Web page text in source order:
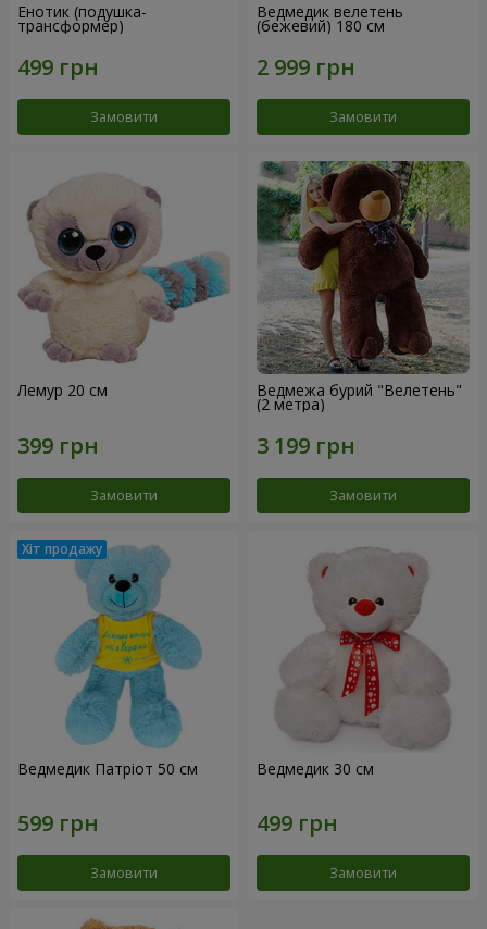
Енотик (подушка-
трансформер)
Замовити
Ведмедик велетень
(бежевий) 180 см
Замовити
Лемур 20 см
Замовити
Ведмежа бурий "Велетень"
(2 метра)
Замовити
Ведмедик Патріот 50 см
Замовити
Ведмедик 30 см
Замовити